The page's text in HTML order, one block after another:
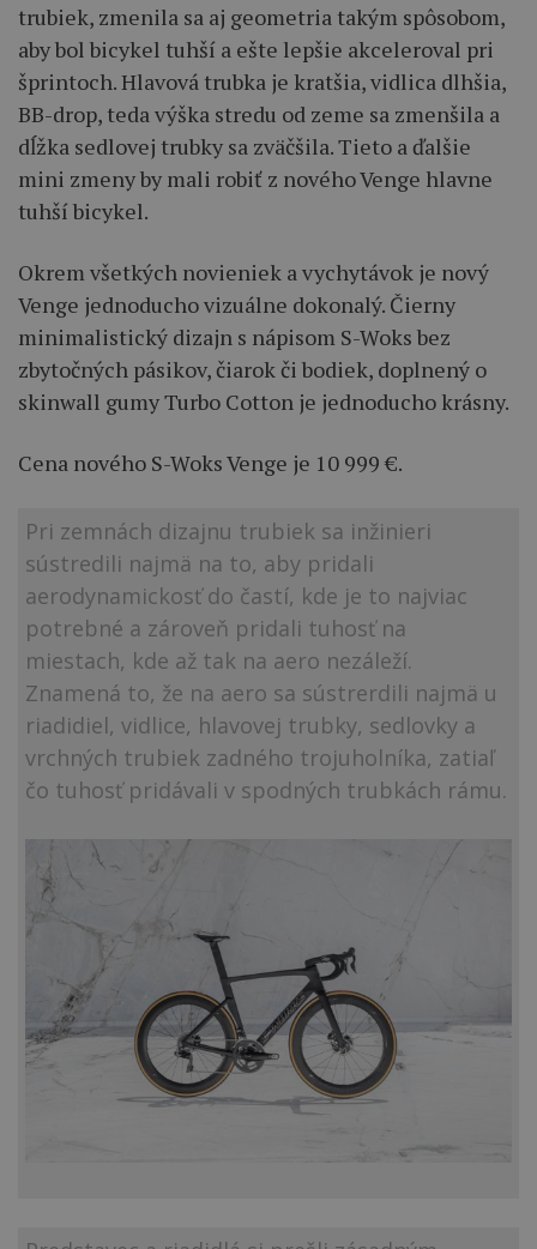
trubiek, zmenila sa aj geometria takým spôsobom,
aby bol bicykel tuhší a ešte lepšie akceleroval pri
šprintoch. Hlavová trubka je kratšia, vidlica dlhšia,
BB-drop, teda výška stredu od zeme sa zmenšila a
dĺžka sedlovej trubky sa zväčšila. Tieto a ďalšie
mini zmeny by mali robiť z nového Venge hlavne
tuhší bicykel.
Okrem všetkých novieniek a vychytávok je nový
Venge jednoducho vizuálne dokonalý. Čierny
minimalistický dizajn s nápisom S-Woks bez
zbytočných pásikov, čiarok či bodiek, doplnený o
skinwall gumy Turbo Cotton je jednoducho krásny.
Cena nového S-Woks Venge je 10 999 €.
Pri zemnách dizajnu trubiek sa inžinieri
sústredili najmä na to, aby pridali
aerodynamickosť do častí, kde je to najviac
potrebné a zároveň pridali tuhosť na
miestach, kde až tak na aero nezáleží.
Znamená to, že na aero sa sústrerdili najmä u
riadidiel, vidlice, hlavovej trubky, sedlovky a
vrchných trubiek zadného trojuholníka, zatiaľ
čo tuhosť pridávali v spodných trubkách rámu.